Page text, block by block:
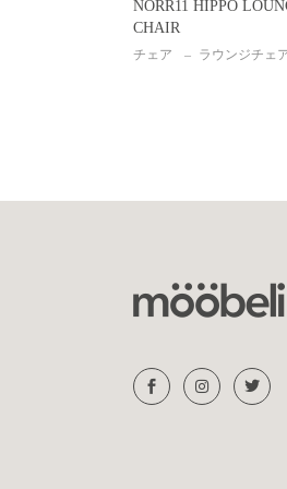
NORR11 HIPPO
CHAIR
チェア ラウンジチェ